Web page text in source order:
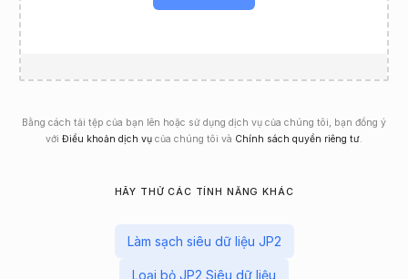
Bằng cách tải tệp của bạn lên hoặc sử dụng dịch vụ của chúng tôi, bạn đồng ý
với Điều khoản dịch vụ của chúng tôi và Chính sách quyền riêng tư.
HÃY THỬ CÁC TÍNH NĂNG KHÁC
Làm sạch siêu dữ liệu JP2
Loại bỏ JP2 Siêu dữ liệu